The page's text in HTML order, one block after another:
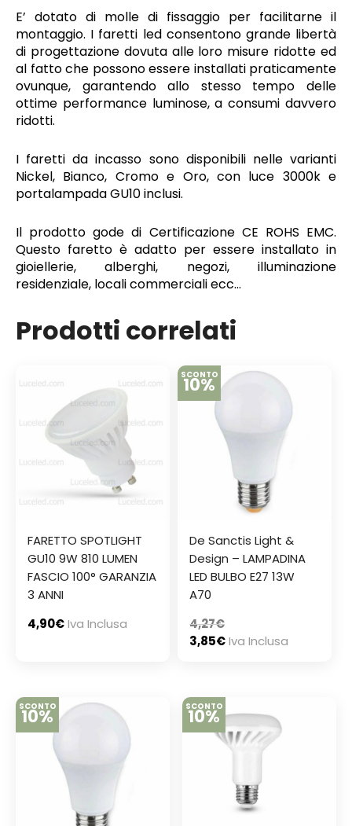
E’ dotato di molle di fissaggio per facilitarne il
montaggio. I faretti led consentono grande libertà
di progettazione dovuta alle loro misure ridotte ed
al fatto che possono essere installati praticamente
ovunque, garantendo allo stesso tempo delle
ottime performance luminose, a consumi davvero
ridotti.
I faretti da incasso sono disponibili nelle varianti
Nickel, Bianco, Cromo e Oro, con luce 3000k e
portalampada GU10 inclusi.
Il prodotto gode di Certificazione CE ROHS EMC.
Questo faretto è adatto per essere installato in
gioiellerie, alberghi, negozi, illuminazione
residenziale, locali commerciali ecc…
Prodotti correlati
FARETTO SPOTLIGHT
GU10 9W 810 LUMEN
FASCIO 100° GARANZIA
3 ANNI
4,90€Iva Inclusa
SCONTO
10%
De Sanctis Light &
Design – LAMPADINA
LED BULBO E27 13W
A70
4,27€
3,85€Iva Inclusa
SCONTO
10% SCONTO
10%